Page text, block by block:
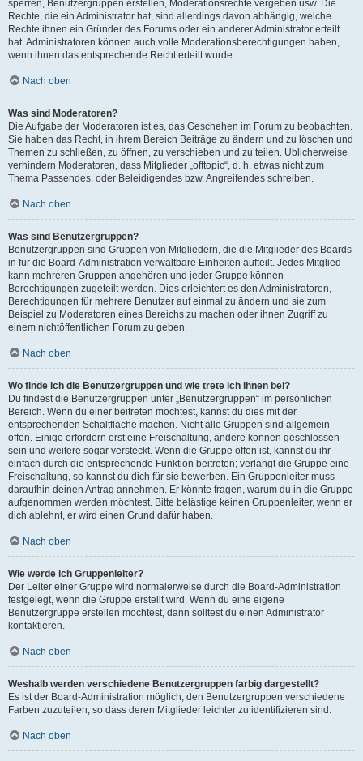
sperren, Benutzergruppen erstellen, Moderationsrechte vergeben usw. Die
Rechte, die ein Administrator hat, sind allerdings davon abhängig, welche
Rechte ihnen ein Gründer des Forums oder ein anderer Administrator erteilt
hat. Administratoren können auch volle Moderationsberechtigungen haben,
wenn ihnen das entsprechende Recht erteilt wurde.
Nach oben
Was sind Moderatoren?
Die Aufgabe der Moderatoren ist es, das Geschehen im Forum zu beobachten.
Sie haben das Recht, in ihrem Bereich Beiträge zu ändern und zu löschen und
Themen zu schließen, zu öffnen, zu verschieben und zu teilen. Üblicherweise
verhindern Moderatoren, dass Mitglieder „offtopic“, d. h. etwas nicht zum
Thema Passendes, oder Beleidigendes bzw. Angreifendes schreiben.
Nach oben
Was sind Benutzergruppen?
Benutzergruppen sind Gruppen von Mitgliedern, die die Mitglieder des Boards
in für die Board-Administration verwaltbare Einheiten aufteilt. Jedes Mitglied
kann mehreren Gruppen angehören und jeder Gruppe können
Berechtigungen zugeteilt werden. Dies erleichtert es den Administratoren,
Berechtigungen für mehrere Benutzer auf einmal zu ändern und sie zum
Beispiel zu Moderatoren eines Bereichs zu machen oder ihnen Zugriff zu
einem nichtöffentlichen Forum zu geben.
Nach oben
Wo finde ich die Benutzergruppen und wie trete ich ihnen bei?
Du findest die Benutzergruppen unter „Benutzergruppen“ im persönlichen
Bereich. Wenn du einer beitreten möchtest, kannst du dies mit der
entsprechenden Schaltfläche machen. Nicht alle Gruppen sind allgemein
offen. Einige erfordern erst eine Freischaltung, andere können geschlossen
sein und weitere sogar versteckt. Wenn die Gruppe offen ist, kannst du ihr
einfach durch die entsprechende Funktion beitreten; verlangt die Gruppe eine
Freischaltung, so kannst du dich für sie bewerben. Ein Gruppenleiter muss
daraufhin deinen Antrag annehmen. Er könnte fragen, warum du in die Gruppe
aufgenommen werden möchtest. Bitte belästige keinen Gruppenleiter, wenn er
dich ablehnt, er wird einen Grund dafür haben.
Nach oben
Wie werde ich Gruppenleiter?
Der Leiter einer Gruppe wird normalerweise durch die Board-Administration
festgelegt, wenn die Gruppe erstellt wird. Wenn du eine eigene
Benutzergruppe erstellen möchtest, dann solltest du einen Administrator
kontaktieren.
Nach oben
Weshalb werden verschiedene Benutzergruppen farbig dargestellt?
Es ist der Board-Administration möglich, den Benutzergruppen verschiedene
Farben zuzuteilen, so dass deren Mitglieder leichter zu identifizieren sind.
Nach oben